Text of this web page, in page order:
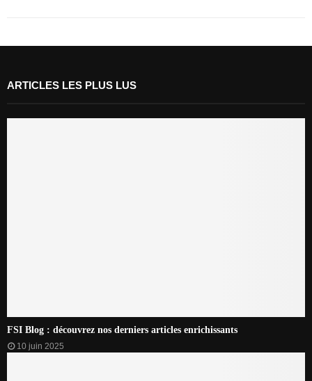
ARTICLES LES PLUS LUS
FSI Blog : découvrez nos derniers articles enrichissants
10 juin 2025